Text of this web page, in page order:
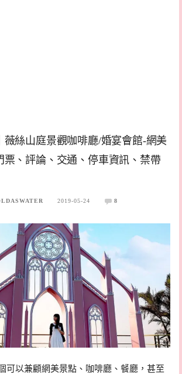
薇絲山庭景觀咖啡廳/婚宴會館-網美
票、評論、交通、停車資訊、禁帶
2019-05-24 8
可以兼顧網美景點、咖啡廳、餐廳，甚至